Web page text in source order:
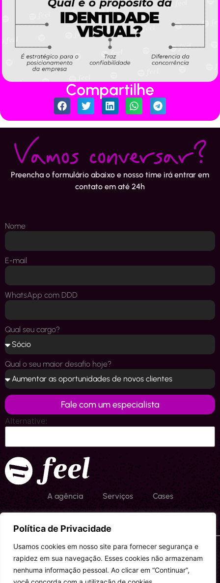
Política de Privacidade
Usamos cookies em nosso site para fornecer segurança e
rapidez em sua navegação. Esses cookies não armazenam
nenhuma informação pessoal. Ao clicar em “Continuar”,
Compartilhe
Vamos conversar?
Preencha o formulário abaixo e nosso time irá entrar em
contato em até 24h
Nome
E-mail
WhatsApp com DDD
Qual seu cargo?
Qual o seu maior desafio hoje?
Fale com um especialista
Alternative:
A agência Serviços Cases
Política de privacidadeTermos de usoTrabalhe conosco
©2025 Feel Tz – Todos Direitos Reservados | CNPJ:
36.649.528/0001-33